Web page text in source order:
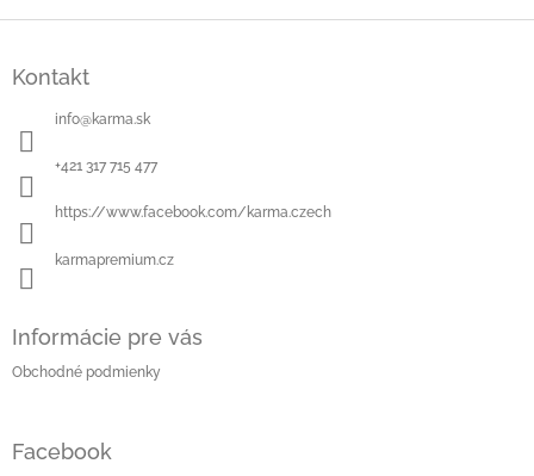
Kontakt
info@karma.sk
+421 317 715 477
https://www.facebook.com/karma.czech
karmapremium.cz
Informácie pre vás
Obchodné podmienky
Facebook